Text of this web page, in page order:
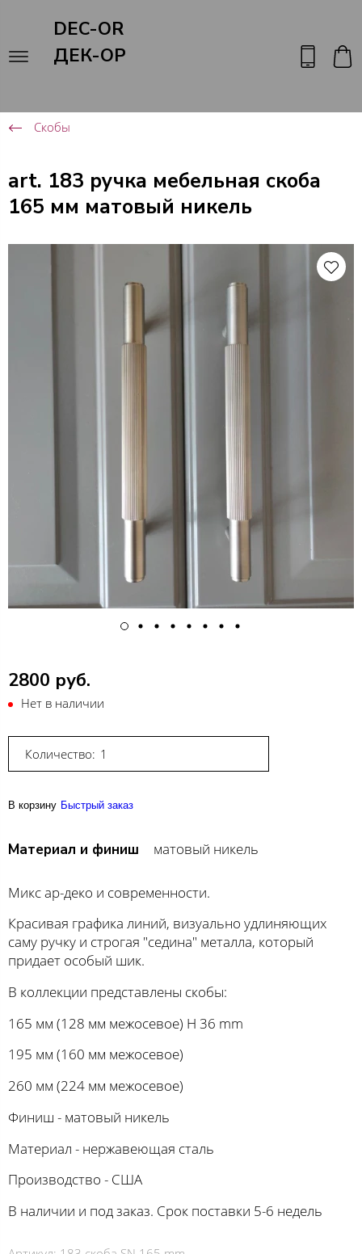
DEC-OR
ДЕК-ОР
Скобы
art. 183 ручка мебельная скоба
165 мм матовый никель
2800 руб.
Нет в наличии
Количество:
В корзину Быстрый заказ
Материал и финиш матовый никель
Микс ар-деко и современности.
Красивая графика линий, визуально удлиняющих
саму ручку и строгая "седина" металла, который
придает особый шик.
В коллекции представлены скобы:
165 мм (128 мм межосевое) H 36 mm
195 мм (160 мм межосевое)
260 мм (224 мм межосевое)
Финиш - матовый никель
Материал - нержавеющая сталь
Производство - США
В наличии и под заказ. Срок поставки 5-6 недель